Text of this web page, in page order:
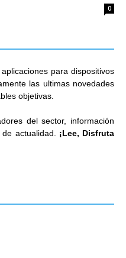
0
para dispositivos
las ultimas novedades
objetivas.
del sector, información
actualidad. ¡Lee, Disfruta